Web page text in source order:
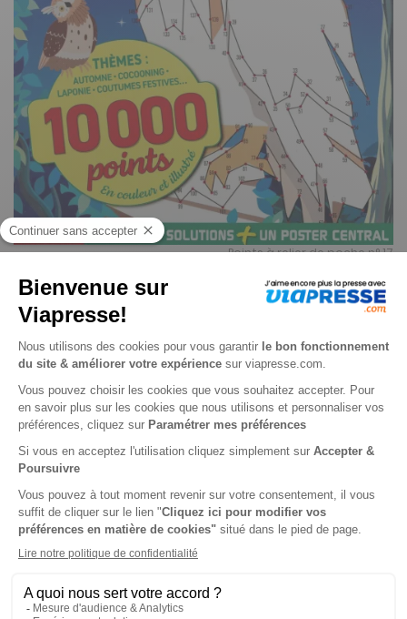
Points à relier de poche n° 17
Je choisis un support
Je choisis une durée
-21%
Abonnement 1 an
4 n° • Papier
18€62 Tarif Kiosque :
Tarif France métropolitaine
Renouvellement à date d’anniversaire